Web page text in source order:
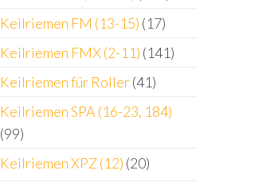
Keilriemen FM (13-15) (17)
Keilriemen FMX (2-11) (141)
Keilriemen für Roller (41)
Keilriemen SPA (16-23, 184)
(99)
Keilriemen XPZ (12) (20)